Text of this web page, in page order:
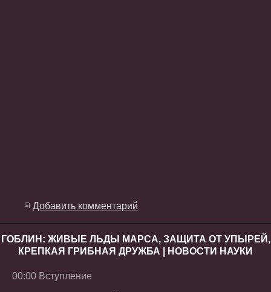
Добавить комментарий
ГОБЛИН: ЖИВЫЕ ЛЬДЫ МАРСА, ЗАЩИТА ОТ УПЫРЕЙ,
КРЕПКАЯ ГРИБНАЯ ДРУЖБА | НОВОСТИ НАУКИ
00:00 Вступление